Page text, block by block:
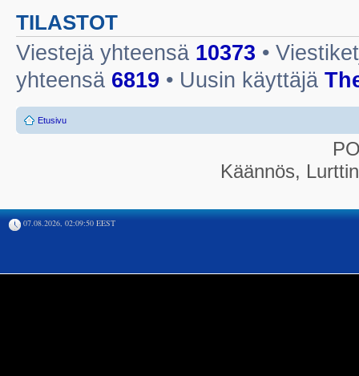
TILASTOT
Viestejä yhteensä 10373 •
yhteensä 6819 • Uusin käyttäjä
Etusivu
Käännös,
07.08.2026, 02:09:50 EEST